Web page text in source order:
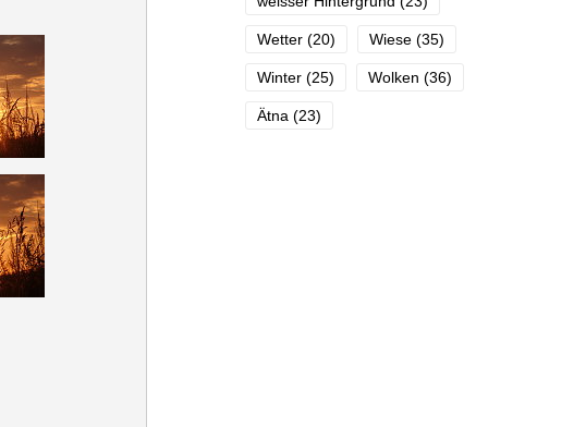
Wetter (20) Wiese (35)
Winter (25) Wolken (36)
Ätna (23)